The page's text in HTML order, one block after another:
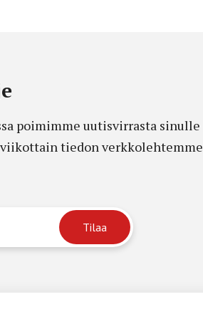
poimimme uutisvirrasta sinulle
viikottain tiedon verkkolehtemme